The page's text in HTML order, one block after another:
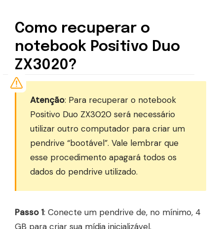
Como recuperar o
notebook Positivo Duo
ZX3020?
Atenção: Para recuperar o notebook
Positivo Duo ZX3020 será necessário
utilizar outro computador para criar um
pendrive “bootável”. Vale lembrar que
esse procedimento apagará todos os
dados do pendrive utilizado.
Passo 1: Conecte um pendrive de, no mínimo, 4
GB para criar sua mídia inicializável.